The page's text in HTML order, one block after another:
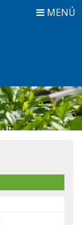
MENÚ